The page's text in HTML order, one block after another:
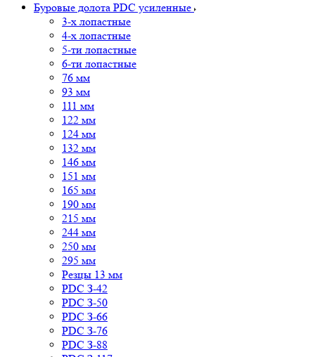
Буровые долота PDC усиленные
3-х лопастные
4-х лопастные
5-ти лопастные
6-ти лопастные
76 мм
93 мм
111 мм
122 мм
124 мм
132 мм
146 мм
151 мм
165 мм
190 мм
215 мм
244 мм
250 мм
295 мм
Резцы 13 мм
PDC З-42
PDC З-50
PDC З-66
PDC З-76
PDC З-88